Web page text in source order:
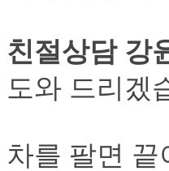
친절상담 강
도와 드리겠
차를 팔면